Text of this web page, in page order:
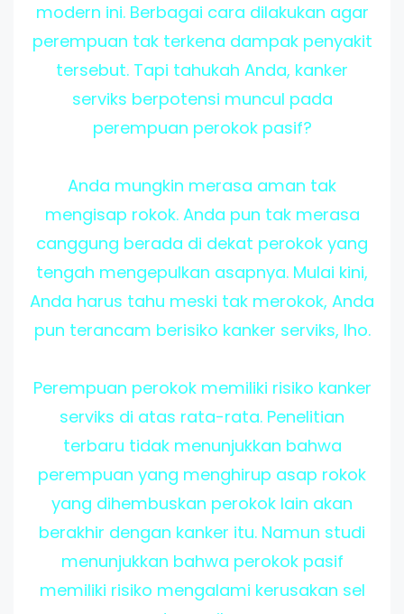
modern ini. Berbagai cara dilakukan agar
perempuan tak terkena dampak penyakit
tersebut. Tapi tahukah Anda, kanker
serviks berpotensi muncul pada
perempuan perokok pasif?
Anda mungkin merasa aman tak
mengisap rokok. Anda pun tak merasa
canggung berada di dekat perokok yang
tengah mengepulkan asapnya. Mulai kini,
Anda harus tahu meski tak merokok, Anda
pun terancam berisiko kanker serviks, lho.
Perempuan perokok memiliki risiko kanker
serviks di atas rata-rata. Penelitian
terbaru tidak menunjukkan bahwa
perempuan yang menghirup asap rokok
yang dihembuskan perokok lain akan
berakhir dengan kanker itu. Namun studi
menunjukkan bahwa perokok pasif
memiliki risiko mengalami kerusakan sel